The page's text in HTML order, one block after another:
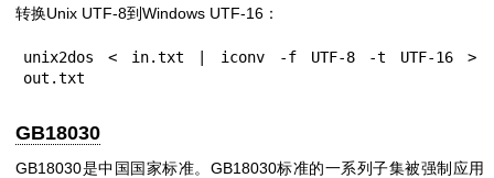
转换Unix UTF-8到Windows UTF-16：
unix2dos < in.txt | iconv -f UTF-8 -t UTF-16 >
out.txt
GB18030
GB18030是中国国家标准。GB18030标准的一系列子集被强制应用